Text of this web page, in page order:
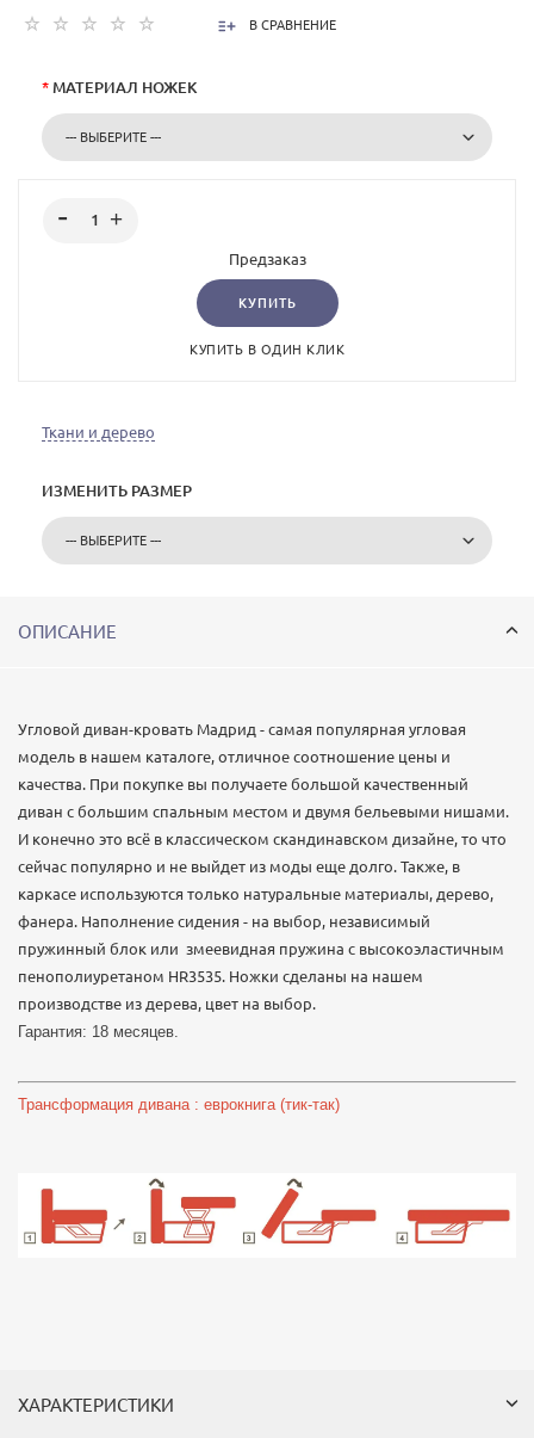
В СРАВНЕНИЕ
* МАТЕРИАЛ НОЖЕК
Предзаказ
КУПИТЬ
КУПИТЬ В ОДИН КЛИК
Ткани и дерево
ИЗМЕНИТЬ РАЗМЕР
ОПИСАНИЕ
Угловой диван-кровать Мадрид - самая популярная угловая
модель в нашем каталоге, отличное соотношение цены и
качества. При покупке вы получаете большой качественный
диван с большим спальным местом и двумя бельевыми нишами.
И конечно это всё в классическом скандинавском дизайне, то что
сейчас популярно и не выйдет из моды еще долго. Также, в
каркасе используются только натуральные материалы, дерево,
фанера. Наполнение сидения - на выбор, независимый
пружинный блок или змеевидная пружина с высокоэластичным
пенополиуретаном HR3535. Ножки сделаны на нашем
производстве из дерева, цвет на выбор.
Гарантия: 18 месяцев.
Трансформация дивана : еврокнига (тик-так)
ХАРАКТЕРИСТИКИ